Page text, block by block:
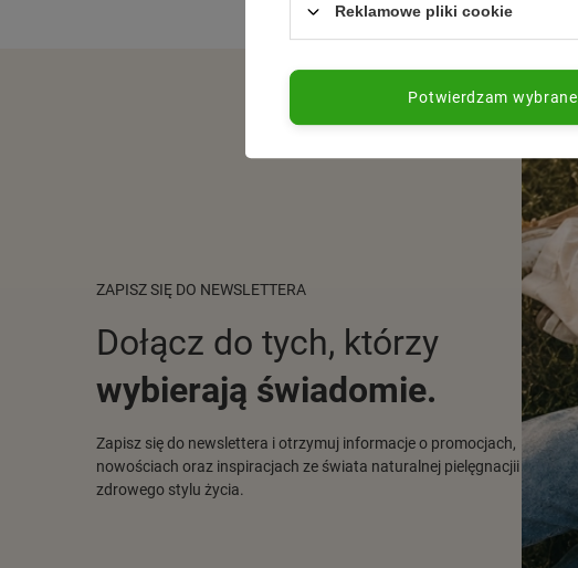
ZAPISZ SIĘ DO NEWSLETTERA
Dołącz do tych, którzy
wybierają świadomie.
Zapisz się do newslettera i otrzymuj informacje o promocjach,
nowościach oraz inspiracjach ze świata naturalnej pielęgnacjii
zdrowego stylu życia.
Reklamowe pliki cookie
Potwierdzam wybrane